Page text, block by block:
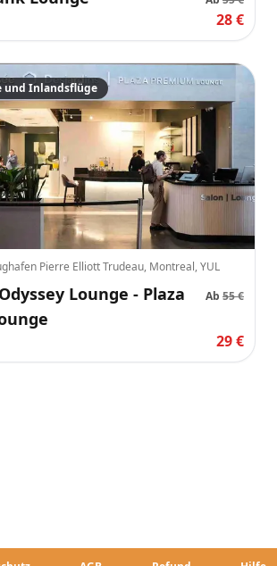
28 €
und Inlandsflüge
Pierre Elliott Trudeau, Montreal, YUL
Lounge - Plaza
Ab 55 €
29 €